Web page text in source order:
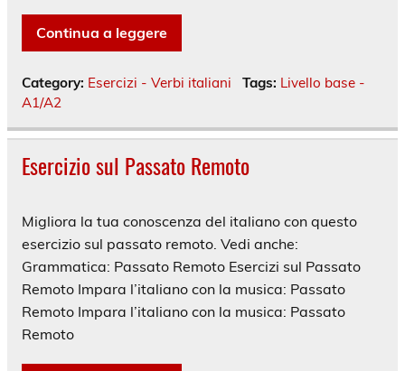
Continua a leggere
Category: Esercizi - Verbi italiani Tags: Livello base -
A1/A2
Esercizio sul Passato Remoto
Migliora la tua conoscenza del italiano con questo
esercizio sul passato remoto. Vedi anche:
Grammatica: Passato Remoto Esercizi sul Passato
Remoto Impara l’italiano con la musica: Passato
Remoto Impara l’italiano con la musica: Passato
Remoto